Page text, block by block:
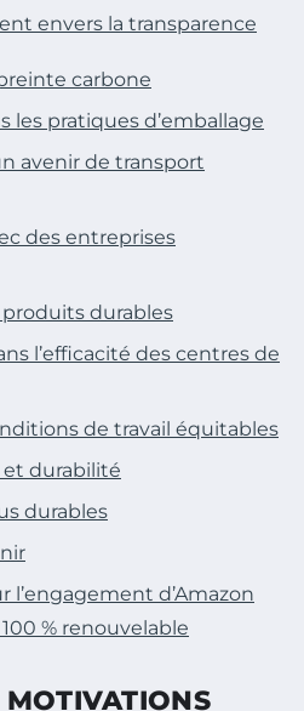
envers la transparence
carbone
les pratiques d’emballage
avenir de transport
des entreprises
durables
l’efficacité des centres de
de travail équitables
et durabilité
durables
l’engagement d’Amazon
% renouvelable
MOTIVATIONS